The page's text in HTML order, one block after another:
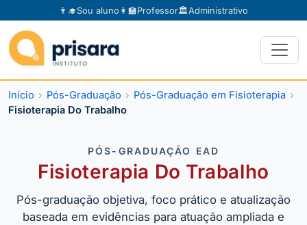
👨‍🎓Sou aluno 👩‍🏫Professor🏛️Administrativo
Início Pós-Graduação
Pós-Graduação em Fisioterapia
Fisioterapia Do Trabalho
PÓS-GRADUAÇÃO EAD
Fisioterapia Do Trabalho
Pós-graduação objetiva, foco prático e atualização
baseada em evidências para atuação ampliada e